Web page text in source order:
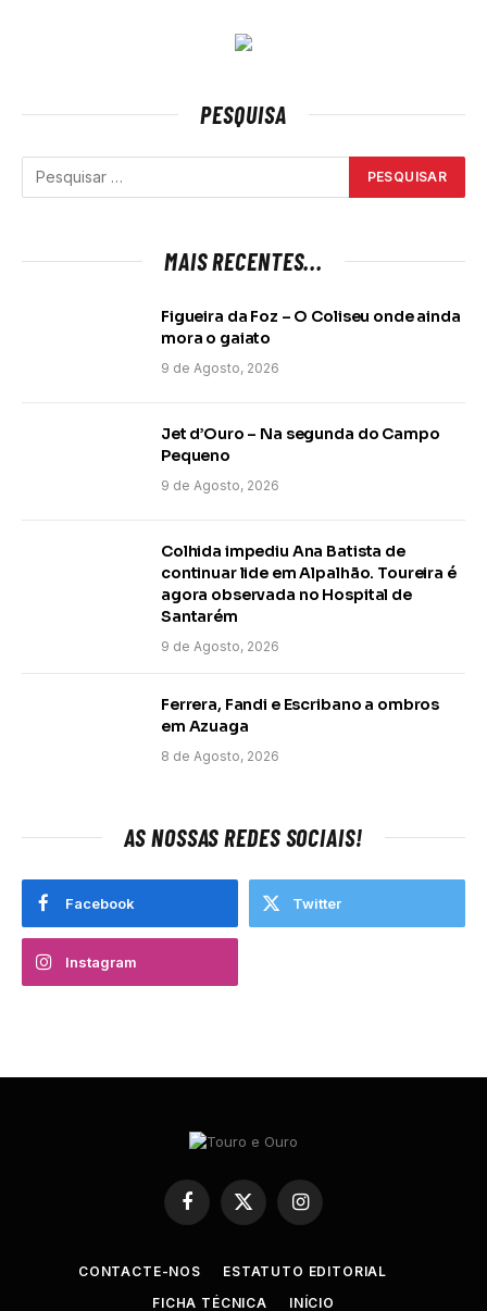
PESQUISA
MAIS RECENTES...
Figueira da Foz – O Coliseu onde ainda
mora o gaiato
9 de Agosto, 2026
Jet d’Ouro – Na segunda do Campo
Pequeno
9 de Agosto, 2026
Colhida impediu Ana Batista de
continuar lide em Alpalhão. Toureira é
agora observada no Hospital de
Santarém
9 de Agosto, 2026
Ferrera, Fandi e Escribano a ombros
em Azuaga
8 de Agosto, 2026
AS NOSSAS REDES SOCIAIS!
Facebook Twitter
Instagram
Facebook
X
(Twitter)
Instagram
CONTACTE-NOS
ESTATUTO EDITORIAL
FICHA TÉCNICA
INÍCIO